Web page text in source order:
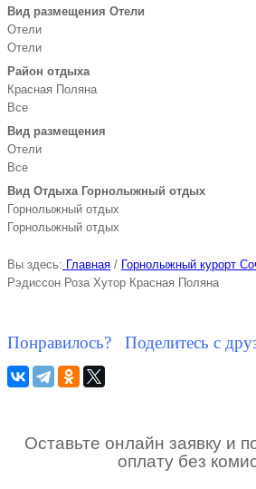
Вид размещения Отели
Отели
Отели
Район отдыха
Красная Поляна
Все
Вид размещения
Отели
Все
Вид Отдыха Горнолыжный отдых
Горнолыжный отдых
Горнолыжный отдых
Вы здесь: Главная / Горнолыжный курорт
Рэдиссон Роза Хутор Красная Поляна
Понравилось? Поделитесь с
Оставьте онлайн заявку и
оплату без